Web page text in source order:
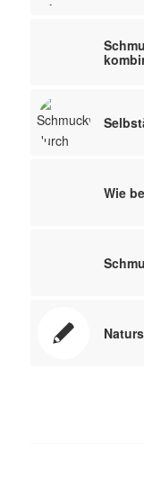
Wie